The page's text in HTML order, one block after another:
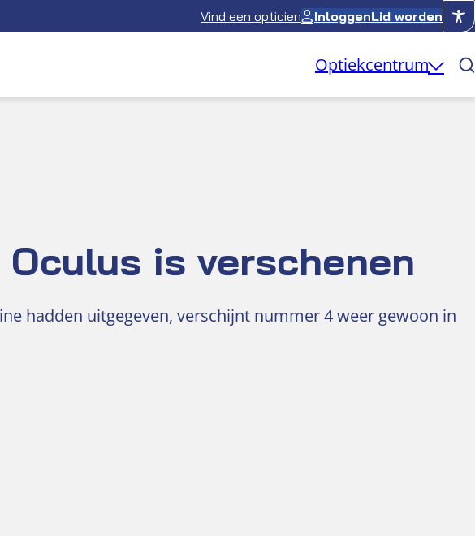
Vind een opticien InloggenLid worden
Optiekcentrum
is verschenen
hadden uitgegeven, verschijnt nummer 4 weer gewoon in